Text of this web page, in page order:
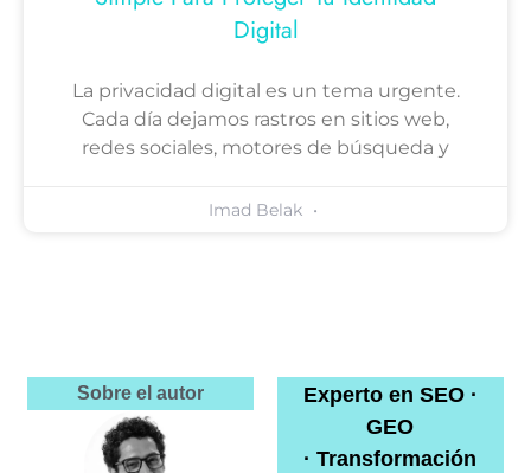
Digital
La privacidad digital es un tema urgente.
Cada día dejamos rastros en sitios web,
redes sociales, motores de búsqueda y
Imad Belak
Sobre el autor
Experto en SEO ·
GEO
· Transformación